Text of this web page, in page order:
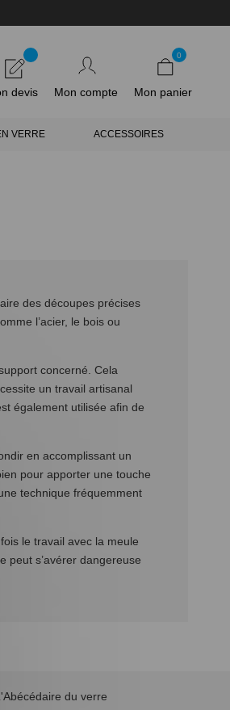
devis Mon compte Mon panier
0
VERRE ACCESSOIRES
des découpes précises
l’acier, le bois ou
concerné. Cela
un travail artisanal
également utilisée afin de
en accomplissant un
pour apporter une touche
technique fréquemment
le travail avec la meule
peut s’avérer dangereuse
du verre